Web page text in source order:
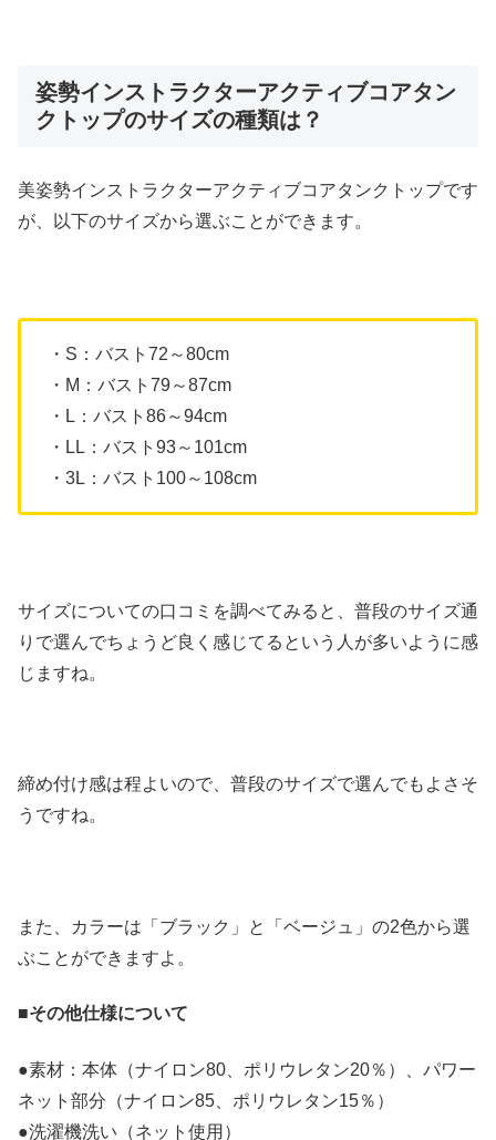
姿勢インストラクターアクティブコアタン
クトップのサイズの種類は？
美姿勢インストラクターアクティブコアタンクトップです
が、以下のサイズから選ぶことができます。
・S：バスト72～80cm
・M：バスト79～87cm
・L：バスト86～94cm
・LL：バスト93～101cm
・3L：バスト100～108cm
サイズについての口コミを調べてみると、普段のサイズ通
りで選んでちょうど良く感じてるという人が多いように感
じますね。
締め付け感は程よいので、普段のサイズで選んでもよさそ
うですね。
また、カラーは「ブラック」と「ベージュ」の2色から選
ぶことができますよ。
■その他仕様について
●素材：本体（ナイロン80、ポリウレタン20％）、パワー
ネット部分（ナイロン85、ポリウレタン15％）
●洗濯機洗い（ネット使用）